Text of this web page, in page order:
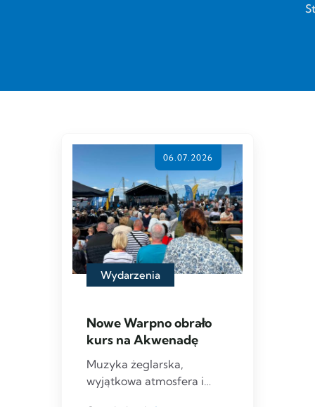
06.07.2026
Wydarzenia
Nowe Warpno obrało
kurs na Akwenadę
Muzyka żeglarska,
wyjątkowa atmosfera i